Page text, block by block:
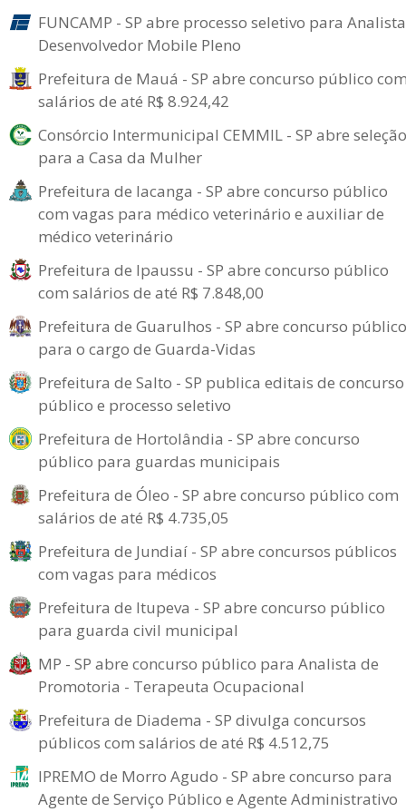
FUNCAMP - SP abre processo seletivo para Analista
Desenvolvedor Mobile Pleno
Prefeitura de Mauá - SP abre concurso público
salários de até R$ 8.924,42
Consórcio Intermunicipal CEMMIL - SP abre seleção
para a Casa da Mulher
Prefeitura de Iacanga - SP abre concurso público
com vagas para médico veterinário e auxiliar de
médico veterinário
Prefeitura de Ipaussu - SP abre concurso público
com salários de até R$ 7.848,00
Prefeitura de Guarulhos - SP abre concurso público
para o cargo de Guarda-Vidas
Prefeitura de Salto - SP publica editais de concurso
público e processo seletivo
Prefeitura de Hortolândia - SP abre concurso
público para guardas municipais
Prefeitura de Óleo - SP abre concurso público com
salários de até R$ 4.735,05
Prefeitura de Jundiaí - SP abre concursos públicos
com vagas para médicos
Prefeitura de Itupeva - SP abre concurso público
para guarda civil municipal
MP - SP abre concurso público para Analista de
Promotoria - Terapeuta Ocupacional
Prefeitura de Diadema - SP divulga concursos
públicos com salários de até R$ 4.512,75
IPREMO de Morro Agudo - SP abre concurso para
Agente de Serviço Público e Agente Administrativo